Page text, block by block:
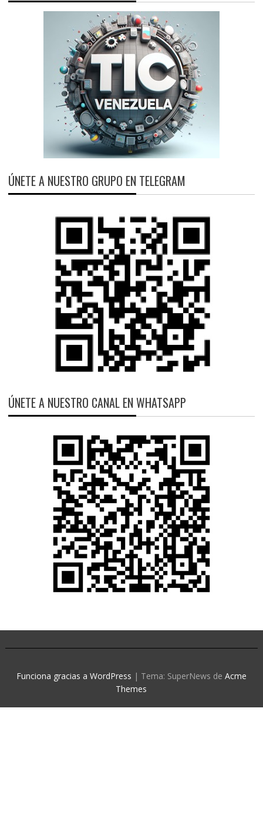
ÚNETE A NUESTRO GRUPO EN TELEGRAM
ÚNETE A NUESTRO CANAL EN WHATSAPP
Funciona gracias a WordPress | Tema: SuperNews de Acme
Themes